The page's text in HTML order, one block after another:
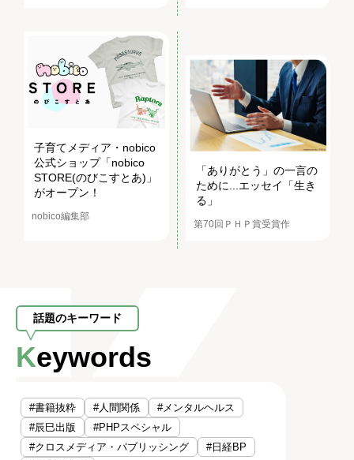
子育てメディア・nobico
公式ショップ「nobico
STORE(のびこすとあ)」
がオープン！
nobico編集部
「ありがとう」の一言の
ために...エッセイ「生き
る」
第70回ＰＨＰ賞受賞作
話題のキーワード
Keywords
#書籍抜粋 #人間関係
#メンタルヘルス
#辰巳出版
#PHPスペシャル
#クロスメディア・パブリッシング
#日経BP